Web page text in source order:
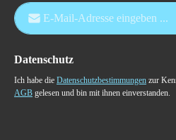
E-Mail-Adresse*
Datenschutz
Ich habe die Datenschutzbestimmungen zur
AGB gelesen und bin mit ihnen einverstanden.